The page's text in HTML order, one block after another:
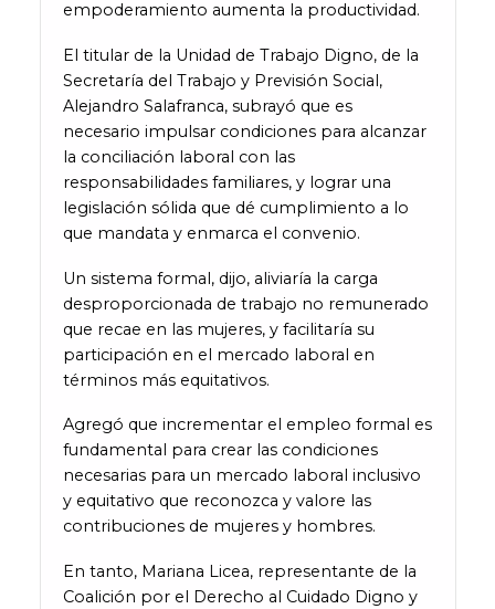
empoderamiento aumenta la productividad.
El titular de la Unidad de Trabajo Digno, de la
Secretaría del Trabajo y Previsión Social,
Alejandro Salafranca, subrayó que es
necesario impulsar condiciones para alcanzar
la conciliación laboral con las
responsabilidades familiares, y lograr una
legislación sólida que dé cumplimiento a lo
que mandata y enmarca el convenio.
Un sistema formal, dijo, aliviaría la carga
desproporcionada de trabajo no remunerado
que recae en las mujeres, y facilitaría su
participación en el mercado laboral en
términos más equitativos.
Agregó que incrementar el empleo formal es
fundamental para crear las condiciones
necesarias para un mercado laboral inclusivo
y equitativo que reconozca y valore las
contribuciones de mujeres y hombres.
En tanto, Mariana Licea, representante de la
Coalición por el Derecho al Cuidado Digno y